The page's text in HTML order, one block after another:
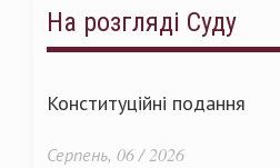
На розгляді Суду
Конституційні подання
Серпень, 06 / 2026